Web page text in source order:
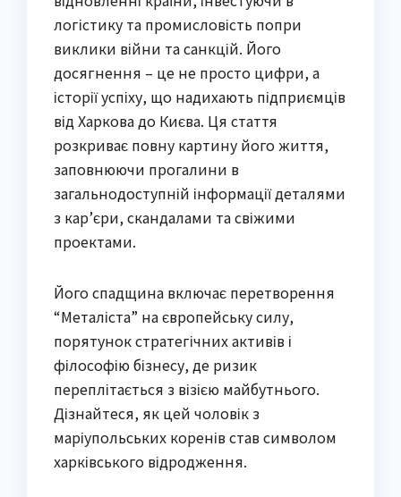
логістику та промисловість попри
виклики війни та санкцій. Його
досягнення – це не просто цифри, а
історії успіху, що надихають підприємців
від Харкова до Києва. Ця стаття
розкриває повну картину його життя,
заповнюючи прогалини в
загальнодоступній інформації деталями
з кар’єри, скандалами та свіжими
проектами.
Його спадщина включає перетворення
“Металіста” на європейську силу,
порятунок стратегічних активів і
філософію бізнесу, де ризик
переплітається з візією майбутнього.
Дізнайтеся, як цей чоловік з
маріупольських коренів став символом
харківського відродження.